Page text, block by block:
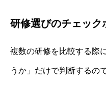
研修選びのチェック
複数の研修を比較する際
うか」だけで判断するの